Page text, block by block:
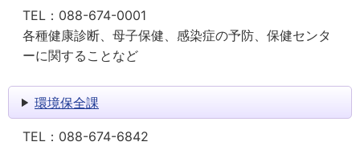
TEL： 088-674-0001
各種健康診断、母子保健、感染症の予防、保健センタ
ーに関することなど
環境保全課
TEL： 088-674-6842